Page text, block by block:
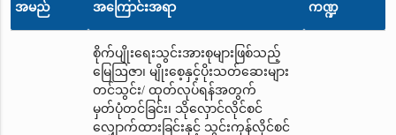
အမည် အကြောင်းအရာ ကဏ္ဍ
စိုက်ပျိုးရေးသွင်းအားစုများဖြစ်သည့်
မြေဩဇာ၊ မျိုးစေ့နှင့်ပိုးသတ်ဆေးများ
တင်သွင်း/ ထုတ်လုပ်ရန်အတွက်
မှတ်ပုံတင်ခြင်း၊ သိုလှောင်လိုင်စင်
လျှောက်ထားခြင်းနှင့် သွင်းကုန်လိုင်စင်